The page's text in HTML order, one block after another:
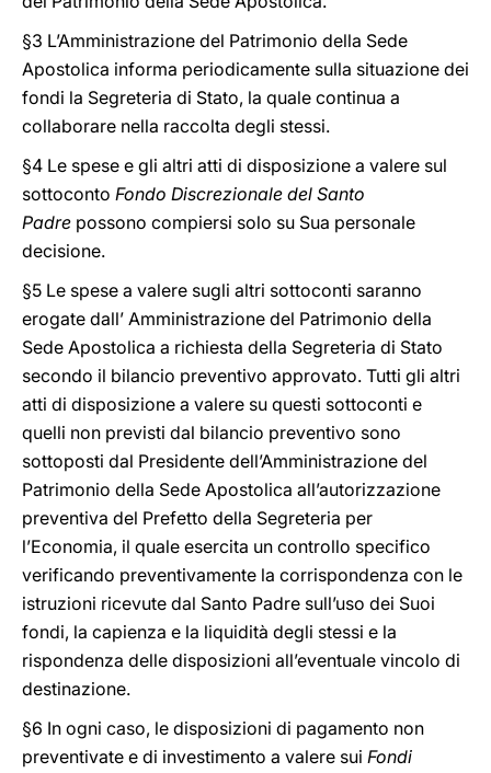
§3 L’Amministrazione del Patrimonio della Sede
Apostolica informa periodicamente sulla situazione dei
fondi la Segreteria di Stato, la quale continua a
collaborare nella raccolta degli stessi.
§4 Le spese e gli altri atti di disposizione a valere sul
sottoconto Fondo Discrezionale del Santo
Padre possono compiersi solo su Sua personale
decisione.
§5 Le spese a valere sugli altri sottoconti saranno
erogate dall’ Amministrazione del Patrimonio della
Sede Apostolica a richiesta della Segreteria di Stato
secondo il bilancio preventivo approvato. Tutti gli altri
atti di disposizione a valere su questi sottoconti e
quelli non previsti dal bilancio preventivo sono
sottoposti dal Presidente dell’Amministrazione del
Patrimonio della Sede Apostolica all’autorizzazione
preventiva del Prefetto della Segreteria per
l’Economia, il quale esercita un controllo specifico
verificando preventivamente la corrispondenza con le
istruzioni ricevute dal Santo Padre sull’uso dei Suoi
fondi, la capienza e la liquidità degli stessi e la
rispondenza delle disposizioni all’eventuale vincolo di
destinazione.
§6 In ogni caso, le disposizioni di pagamento non
preventivate e di investimento a valere sui Fondi